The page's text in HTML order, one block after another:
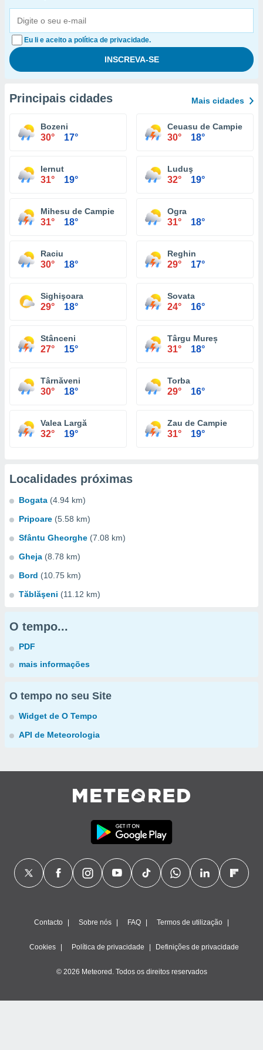
Eu li e aceito a política de privacidade.
Principais cidades Mais cidades
Bozeni
30° 17°
Ceuasu de Campie
30° 18°
Iernut
31° 19°
Luduş
32° 19°
Mihesu de Campie
31° 18°
Ogra
31° 18°
Raciu
30° 18°
Reghin
29° 17°
Sighişoara
29° 18°
Sovata
24° 16°
Stânceni
27° 15°
Târgu Mureș
31° 18°
Târnăveni
30° 18°
Torba
29° 16°
Valea Largă
32° 19°
Zau de Campie
31° 19°
Localidades próximas
Bogata (4.94 km)
Pripoare (5.58 km)
Sfântu Gheorghe (7.08 km)
Gheja (8.78 km)
Bord (10.75 km)
Tăblăşeni (11.12 km)
O tempo...
PDF
mais informações
O tempo no seu Site
Widget de O Tempo
API de Meteorologia
Contacto Sobre nós FAQ Termos de utilização
Cookies Política de privacidade Definições de privacidade
© 2026 Meteored. Todos os direitos reservados